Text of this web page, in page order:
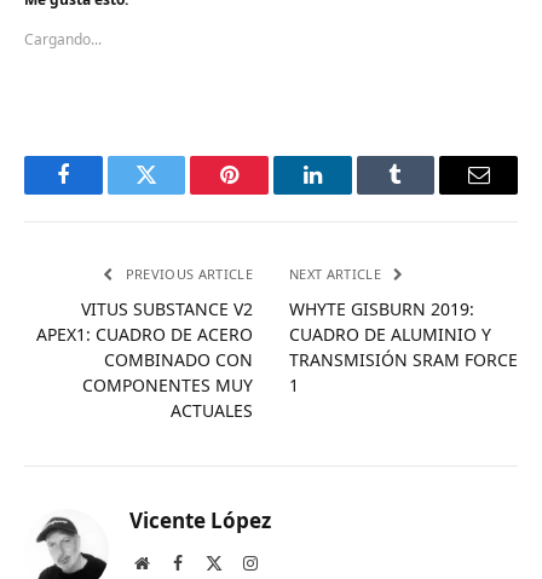
Cargando...
FacebookTwitter Pinterest LinkedInTumblr Email
PREVIOUS ARTICLE
VITUS SUBSTANCE V2
APEX1: CUADRO DE ACERO
COMBINADO CON
COMPONENTES MUY
ACTUALES
NEXT ARTICLE
WHYTE GISBURN 2019:
CUADRO DE ALUMINIO Y
TRANSMISIÓN SRAM FORCE
1
Vicente López
WebsiteFacebook Instagram